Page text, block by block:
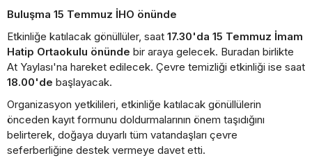
Buluşma 15 Temmuz İHO önünde
Etkinliğe katılacak gönüllüler, saat 17.30'da 15 Temmuz İmam
Hatip Ortaokulu önünde bir araya gelecek. Buradan birlikte
At Yaylası'na hareket edilecek. Çevre temizliği etkinliği ise saat
18.00'de başlayacak.
Organizasyon yetkilileri, etkinliğe katılacak gönüllülerin
önceden kayıt formunu doldurmalarının önem taşıdığını
belirterek, doğaya duyarlı tüm vatandaşları çevre
seferberliğine destek vermeye davet etti.